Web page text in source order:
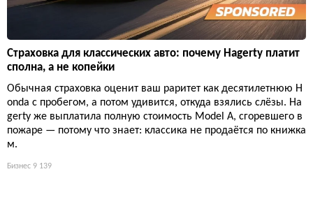
Страховка для классических авто: почему Hagerty платит
сполна, а не копейки
Обычная страховка оценит ваш раритет как десятилетнюю H
onda с пробегом, а потом удивится, откуда взялись слёзы. Ha
gerty же выплатила полную стоимость Model A, сгоревшего в
пожаре — потому что знает: классика не продаётся по книжка
м.
Бизнес 9 139